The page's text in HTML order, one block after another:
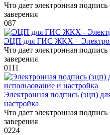
Что дает электронная
заверения
087
ЭЦП для ГИС ЖКХ –
Что дает электронная
заверения
0111
Электронная подпись (эцп)
настройка
Что дает электронная
заверения
0224